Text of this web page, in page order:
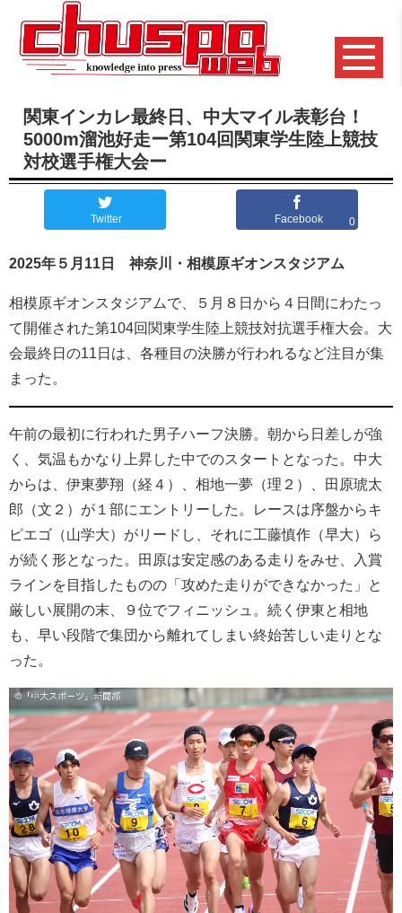
関東インカレ最終日、中大マイル表彰台！
5000m溜池好走ー第104回関東学生陸上競技
対校選手権大会ー
Twitter Facebook 0
2025年５月11日 神奈川・相模原ギオンスタジアム
相模原ギオンスタジアムで、５月８日から４日間にわたっ
て開催された第104回関東学生陸上競技対抗選手権大会。大
会最終日の11日は、各種目の決勝が行われるなど注目が集
まった。
午前の最初に行われた男子ハーフ決勝。朝から日差しが強
く、気温もかなり上昇した中でのスタートとなった。中大
からは、伊東夢翔（経４）、相地一夢（理２）、田原琥太
郎（文２）が１部にエントリーした。レースは序盤からキ
ピエゴ（山学大）がリードし、それに工藤慎作（早大）ら
が続く形となった。田原は安定感のある走りをみせ、入賞
ラインを目指したものの「攻めた走りができなかった」と
厳しい展開の末、９位でフィニッシュ。続く伊東と相地
も、早い段階で集団から離れてしまい終始苦しい走りとな
った。